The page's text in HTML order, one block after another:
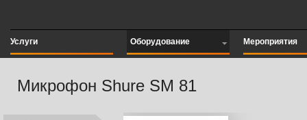
Услуги Оборудование Мероприятия
Микрофон Shure SM 81